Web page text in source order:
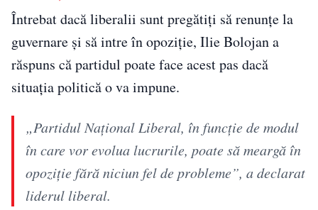
Întrebat dacă liberalii sunt pregătiți să renunțe la
guvernare și să intre în opoziție, Ilie Bolojan a
răspuns că partidul poate face acest pas dacă
situația politică o va impune.
„Partidul Național Liberal, în funcție de modul
în care vor evolua lucrurile, poate să meargă în
opoziție fără niciun fel de probleme”, a declarat
liderul liberal.